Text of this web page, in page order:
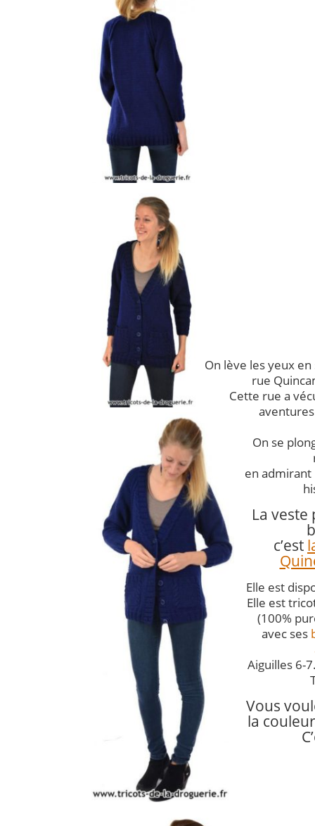
On lève les yeux
rue
Cette rue a
On se
en admirant
La
c’est
Elle est
Elle est
(100%
avec ses
Aiguilles 6-
Vous
la